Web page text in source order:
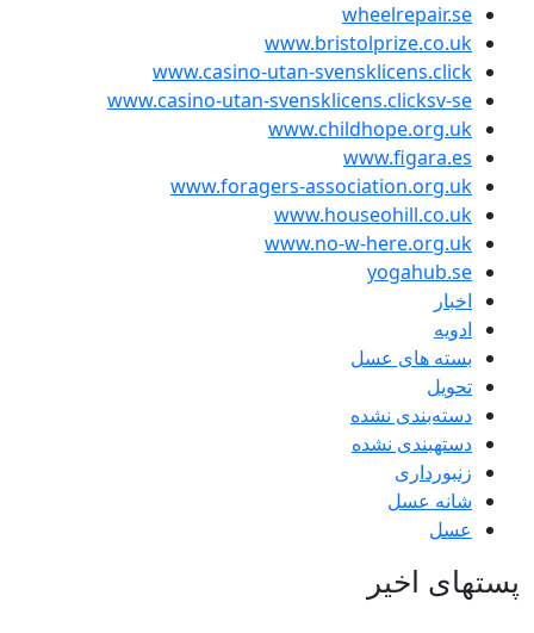
www.casino-utan-
www.casino-utan-
www.foragers-
www.no-w-
عسل
نشده